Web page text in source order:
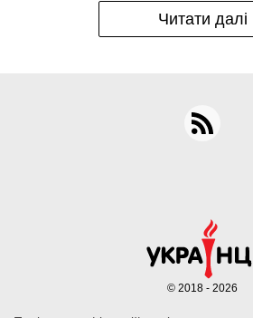
Читати далі
© 2018 - 2026